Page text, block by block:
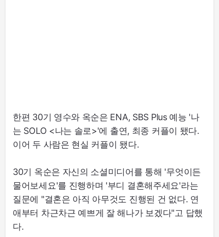
한편 30기 영수와 옥순은 ENA, SBS Plus 예능 '나
는 SOLO <나는 솔로>'에 출연, 최종 커플이 됐다.
이어 두 사람은 현실 커플이 됐다.
30기 옥순은 자신의 소셜미디어를 통해 '무엇이든
물어보세요'를 진행하며 '부디 결혼해주세요'라는
질문에 "결혼은 아직 아무것도 진행된 건 없다. 연
애부터 차근차근 예쁘게 잘 해나가 보겠다"고 답했
다.